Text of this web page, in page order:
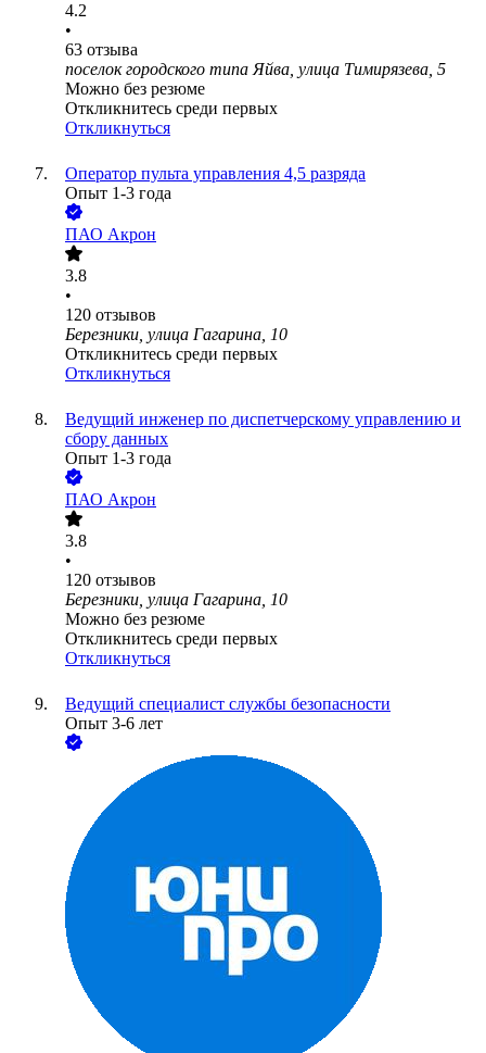
4.2
•
63 отзыва
поселок городского типа Яйва, улица Тимирязева, 5
Можно без резюме
Откликнитесь среди первых
Откликнуться
Оператор пульта управления 4,5 разряда
Опыт 1-3 года
ПАО Акрон
3.8
•
120 отзывов
Березники, улица Гагарина, 10
Откликнитесь среди первых
Откликнуться
Ведущий инженер по диспетчерскому управлению и
сбору данных
Опыт 1-3 года
ПАО Акрон
3.8
•
120 отзывов
Березники, улица Гагарина, 10
Можно без резюме
Откликнитесь среди первых
Откликнуться
Ведущий специалист службы безопасности
Опыт 3-6 лет